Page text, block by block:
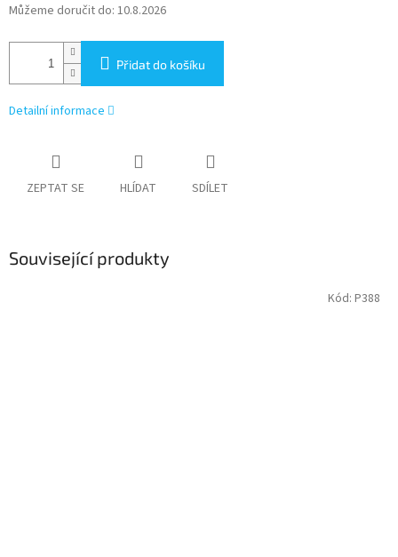
Můžeme doručit do: 10.8.2026
Přidat do košíku
Detailní informace
ZEPTAT SE HLÍDAT SDÍLET
Související produkty
Kód: P388